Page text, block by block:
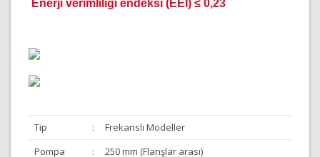
Enerji verimliliği endeksi (EEI) ≤ 0,23
Tip :
Frekanslı Modeller
Pompa
: 250 mm (Flanşlar arası)